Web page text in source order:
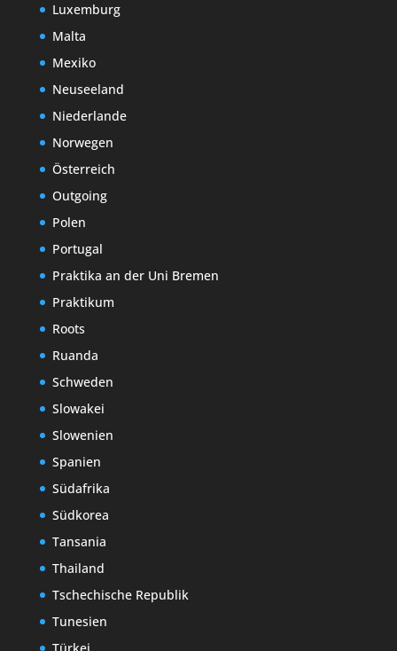
Luxemburg
Malta
Mexiko
Neuseeland
Niederlande
Norwegen
Österreich
Outgoing
Polen
Portugal
Praktika an der Uni Bremen
Praktikum
Roots
Ruanda
Schweden
Slowakei
Slowenien
Spanien
Südafrika
Südkorea
Tansania
Thailand
Tschechische Republik
Tunesien